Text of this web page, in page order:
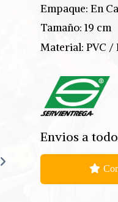
Empaque: En
Tamaño: 19 cm
Material: PVC /
Envios a